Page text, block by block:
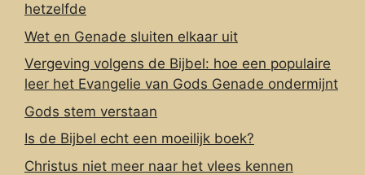
hetzelfde
Wet en Genade sluiten elkaar uit
Vergeving volgens de Bijbel: hoe een populaire
leer het Evangelie van Gods Genade ondermijnt
Gods stem verstaan
Is de Bijbel echt een moeilijk boek?
Christus niet meer naar het vlees kennen